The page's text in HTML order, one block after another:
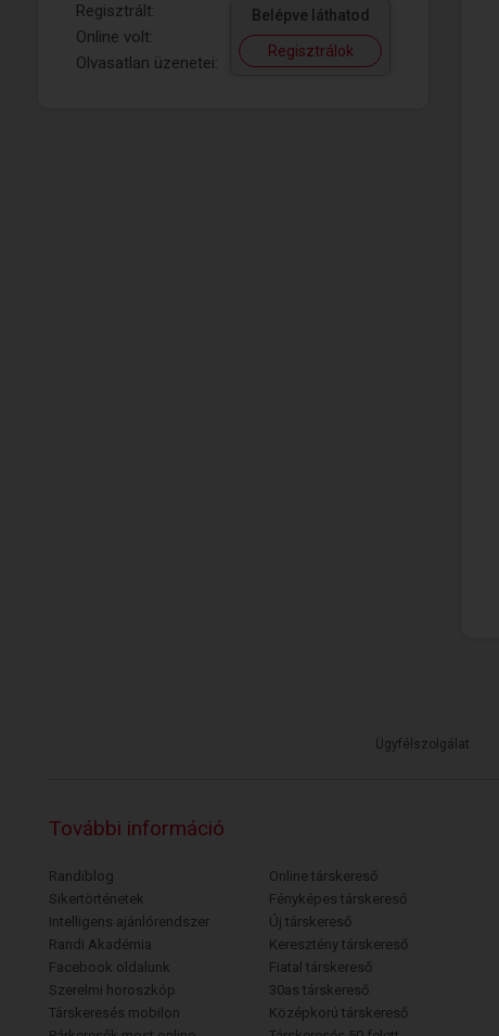
Regisztrált:
Online volt:
Olvasatlan üzenetei:
Belépve láthatod
Regisztrálok
Ügyfélszolgálat
További információ
Randiblog
Sikertörténetek
Intelligens ajánlórendszer
Randi Akadémia
Facebook oldalunk
Szerelmi horoszkóp
Társkeresés mobilon
Online társkereső
Fényképes társkereső
Új társkereső
Keresztény társkereső
Fiatal társkereső
30as társkereső
Középkorú társkereső